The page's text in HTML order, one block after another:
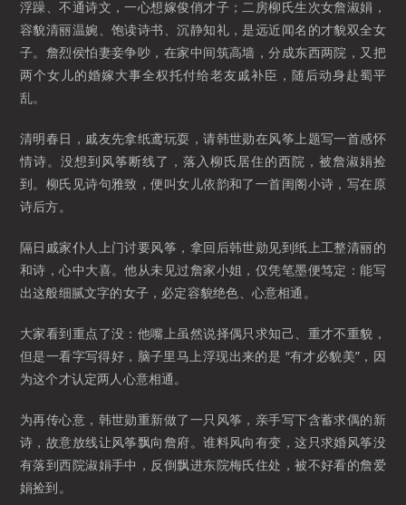
浮躁、不通诗文，一心想嫁俊俏才子；二房柳氏生次女詹淑娟，
容貌清丽温婉、饱读诗书、沉静知礼，是远近闻名的才貌双全女
子。詹烈侯怕妻妾争吵，在家中间筑高墙，分成东西两院，又把
两个女儿的婚嫁大事全权托付给老友戚补臣，随后动身赴蜀平
乱。
清明春日，戚友先拿纸鸢玩耍，请韩世勋在风筝上题写一首感怀
情诗。没想到风筝断线了，落入柳氏居住的西院，被詹淑娟捡
到。柳氏见诗句雅致，便叫女儿依韵和了一首闺阁小诗，写在原
诗后方。
隔日戚家仆人上门讨要风筝，拿回后韩世勋见到纸上工整清丽的
和诗，心中大喜。他从未见过詹家小姐，仅凭笔墨便笃定：能写
出这般细腻文字的女子，必定容貌绝色、心意相通。
大家看到重点了没：他嘴上虽然说择偶只求知己、重才不重貌，
但是一看字写得好，脑子里马上浮现出来的是 “有才必貌美”，因
为这个才认定两人心意相通。
为再传心意，韩世勋重新做了一只风筝，亲手写下含蓄求偶的新
诗，故意放线让风筝飘向詹府。谁料风向有变，这只求婚风筝没
有落到西院淑娟手中，反倒飘进东院梅氏住处，被不好看的詹爱
娟捡到。